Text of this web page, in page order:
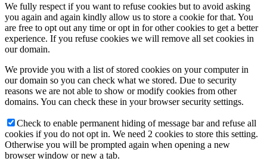
We fully respect if you want to refuse cookies but to avoid asking
you again and again kindly allow us to store a cookie for that. You
are free to opt out any time or opt in for other cookies to get a better
experience. If you refuse cookies we will remove all set cookies in
our domain.
We provide you with a list of stored cookies on your computer in
our domain so you can check what we stored. Due to security
reasons we are not able to show or modify cookies from other
domains. You can check these in your browser security settings.
Check to enable permanent hiding of message bar and refuse all
cookies if you do not opt in. We need 2 cookies to store this setting.
Otherwise you will be prompted again when opening a new
browser window or new a tab.